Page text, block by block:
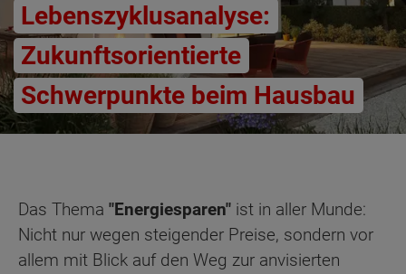
Lebenszyklusanalyse:
Zukunftsorientierte
Schwerpunkte beim Hausbau
Das Thema "Energiesparen" ist in aller Munde:
Nicht nur wegen steigender Preise, sondern vor
allem mit Blick auf den Weg zur anvisierten